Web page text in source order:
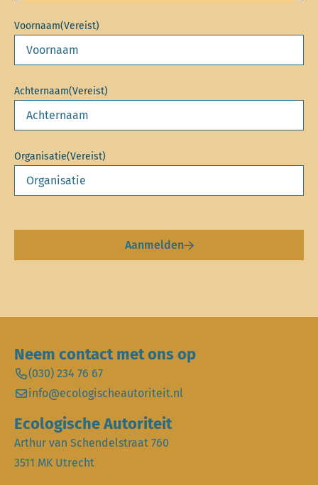
Voornaam(Vereist)
Achternaam(Vereist)
Organisatie(Vereist)
Aanmelden
Neem contact met ons op
(030) 234 76 67
info@ecologischeautoriteit.nl
Ecologische Autoriteit
Arthur van Schendelstraat 760
3511 MK Utrecht